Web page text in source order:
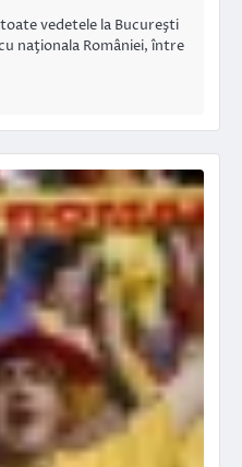
vedetele la Bucureşti
naţionala României, între